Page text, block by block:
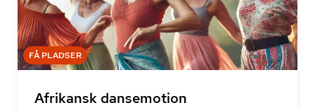
FÅ PLADSER
Afrikansk dansemotion